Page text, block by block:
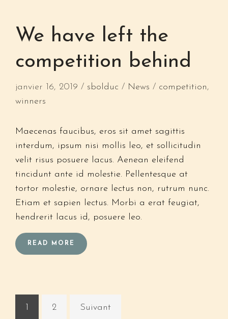
We have left the
competition behind
janvier 16, 2019 sbolduc News competition,
winners
Maecenas faucibus, eros sit amet sagittis
interdum, ipsum nisi mollis leo, et sollicitudin
velit risus posuere lacus. Aenean eleifend
tincidunt ante id molestie. Pellentesque at
tortor molestie, ornare lectus non, rutrum nunc.
Etiam et sapien lectus. Morbi a erat feugiat,
hendrerit lacus id, posuere leo.
READ MORE
1 2 Suivant